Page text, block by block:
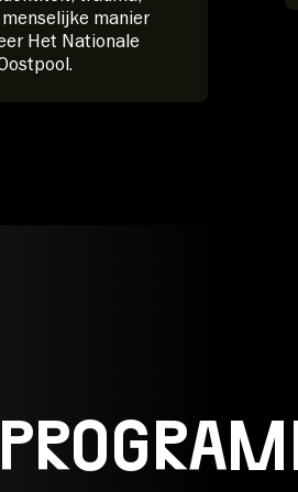
manier
Het Nationale
DO 08.10